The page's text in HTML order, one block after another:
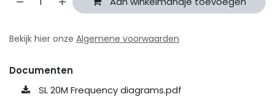
Bekijk hier onze Algemene voorwaarden
Documenten
SL 20M Frequency diagrams.pdf